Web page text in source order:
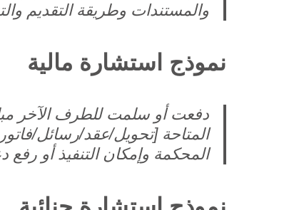
والمستندات وطريقة التقديم
نموذج استشارة مالية
دفعت أو سلمت للطرف الآخر
المتاحة [تحويل/عقد/رسائل/
المحكمة وإمكان التنفيذ أو رفع